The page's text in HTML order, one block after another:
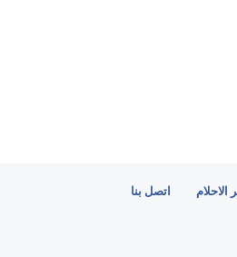
الاحلام اتصل بنا